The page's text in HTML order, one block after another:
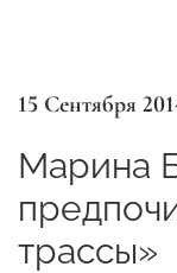
15 Сентября
Марина
трассы»